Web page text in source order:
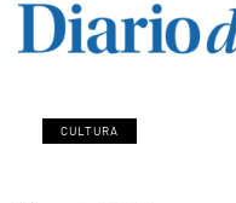
CULTURA